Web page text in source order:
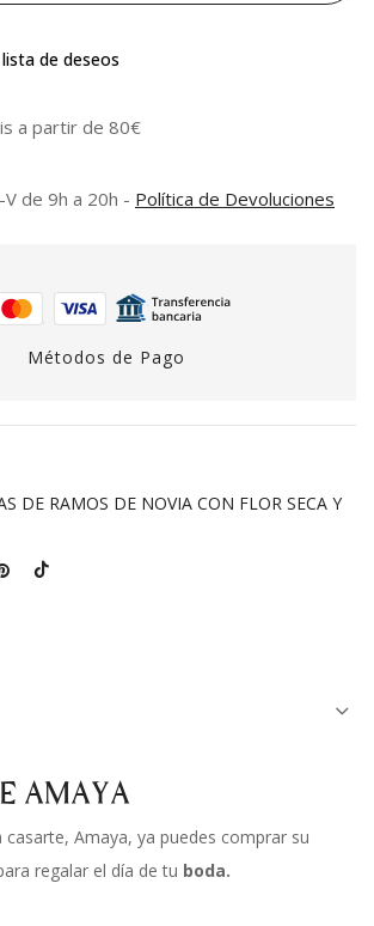
de deseos
a partir de 80€
de 9h a 20h - Política de Devoluciones
Métodos de Pago
DE RAMOS DE NOVIA CON FLOR SECA Y
AMAYA
casarte, Amaya, ya puedes comprar su
regalar el día de tu boda.